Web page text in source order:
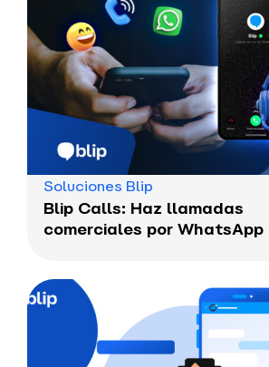
Soluciones Blip
Blip Calls: Haz llamadas
comerciales por WhatsApp